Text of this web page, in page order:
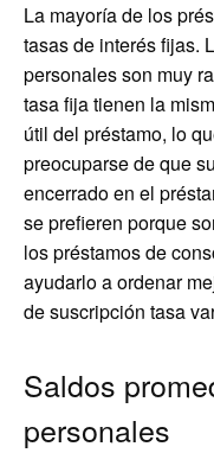
La mayoría de los
tasas de interés fijas.
personales son muy
tasa fija tienen la
útil del préstamo, lo
preocuparse de que
encerrado en el
se prefieren porque
los préstamos de
ayudarlo a ordenar
de suscripción tasa
Saldos
personales